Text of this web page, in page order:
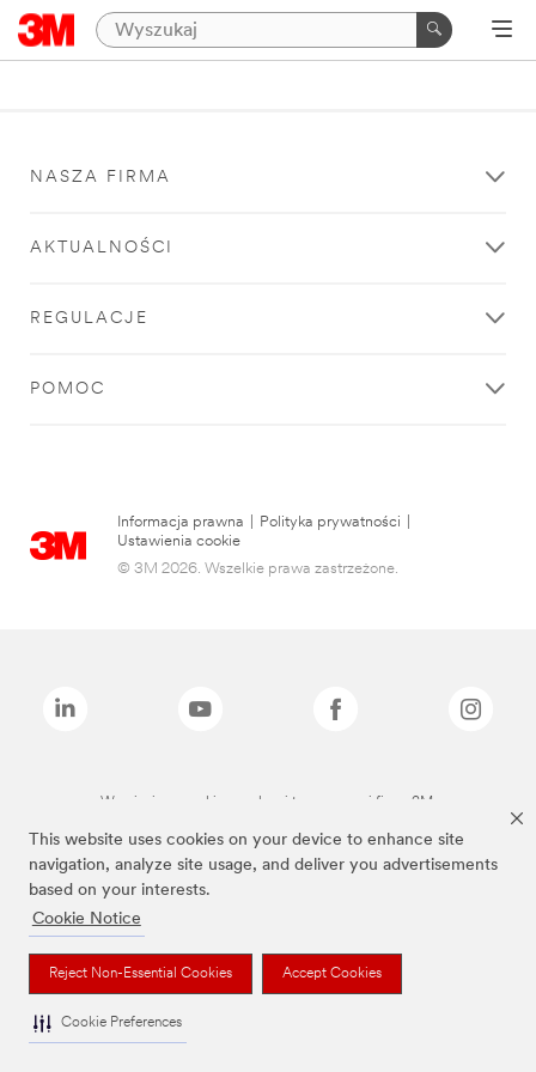
This website uses cookies on your device to enhance site
navigation, analyze site usage, and deliver you advertisements
based on your interests.
Cookie Notice
Reject Non-Essential Cookies Accept Cookies
Cookie Preferences
NASZA FIRMA
AKTUALNOŚCI
REGULACJE
POMOC
Informacja prawna Polityka prywatności
Ustawienia cookie
© 3M 2026. Wszelkie prawa zastrzeżone.
Wymienione marki są znakami towarowymi firmy 3M.